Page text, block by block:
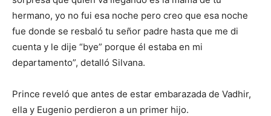
hermano, yo no fui esa noche pero creo que esa noche
fue donde se resbaló tu señor padre hasta que me di
cuenta y le dije “bye” porque él estaba en mi
departamento”, detalló Silvana.
Prince reveló que antes de estar embarazada de Vadhir,
ella y Eugenio perdieron a un primer hijo.